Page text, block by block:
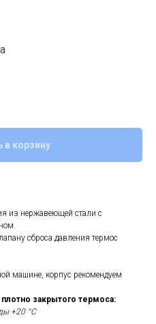
в корзину
из нержавеющей стали с
сброса давления термос
машине, корпус рекомендуем
закрытого термоса:
+20 °С